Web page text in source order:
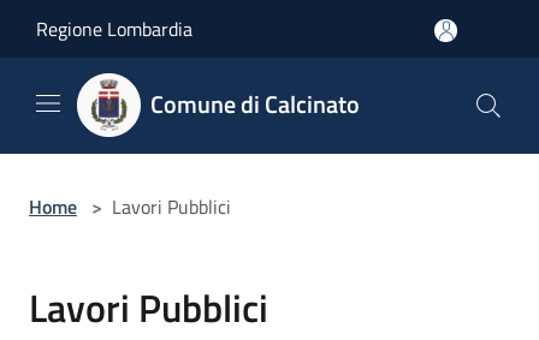
Regione Lombardia
Comune di Calcinato
Home > Lavori Pubblici
Lavori Pubblici